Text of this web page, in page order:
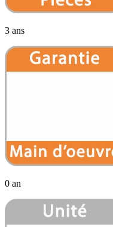
3 ans
0 an